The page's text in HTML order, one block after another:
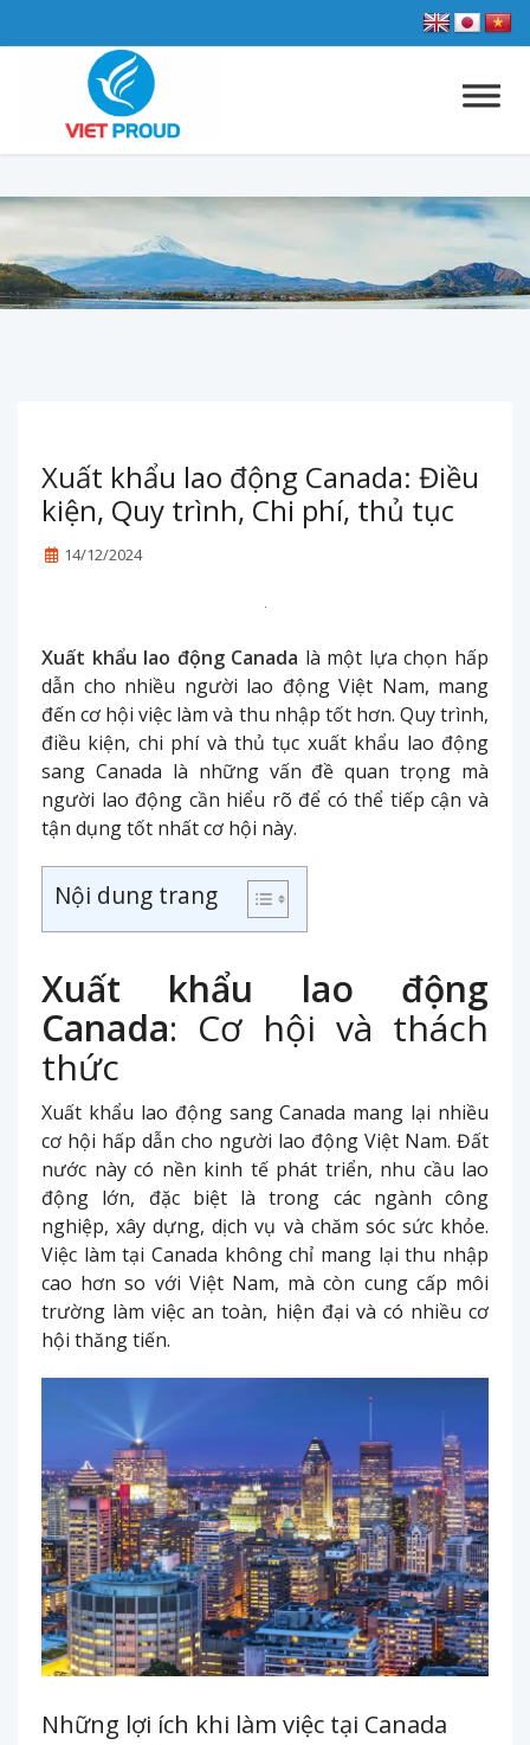
Xuất khẩu lao động Canada: Điều
kiện, Quy trình, Chi phí, thủ tục
14/12/2024
Xuất khẩu lao động Canada là một lựa chọn hấp
dẫn cho nhiều người lao động Việt Nam, mang
đến cơ hội việc làm và thu nhập tốt hơn. Quy trình,
điều kiện, chi phí và thủ tục xuất khẩu lao động
sang Canada là những vấn đề quan trọng mà
người lao động cần hiểu rõ để có thể tiếp cận và
tận dụng tốt nhất cơ hội này.
Nội dung trang
Xuất khẩu lao động
Canada: Cơ hội và thách
thức
Xuất khẩu lao động sang Canada mang lại nhiều
cơ hội hấp dẫn cho người lao động Việt Nam. Đất
nước này có nền kinh tế phát triển, nhu cầu lao
động lớn, đặc biệt là trong các ngành công
nghiệp, xây dựng, dịch vụ và chăm sóc sức khỏe.
Việc làm tại Canada không chỉ mang lại thu nhập
cao hơn so với Việt Nam, mà còn cung cấp môi
trường làm việc an toàn, hiện đại và có nhiều cơ
hội thăng tiến.
Những lợi ích khi làm việc tại Canada